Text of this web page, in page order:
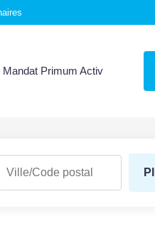
Mandat Primum Activ